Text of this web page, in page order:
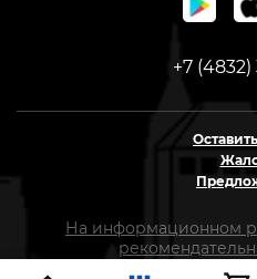
+7 (4832)
На информационном
(информационные